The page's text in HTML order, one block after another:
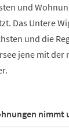
und
Das Untere
und die
jene mit der
nimmt